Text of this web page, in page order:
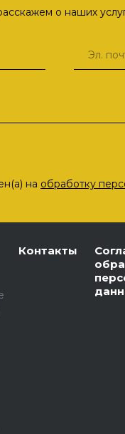
о наших
на обработку
Контакты